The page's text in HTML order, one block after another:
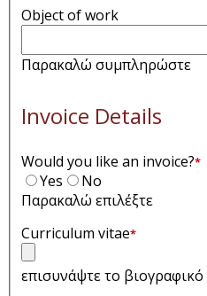
Object of work
Παρακαλώ συμπληρώστε
Invoice Details
Would you like an invoice?*
Yes
No
Παρακαλώ επιλέξτε
Curriculum vitae*
επισυνάψτε το